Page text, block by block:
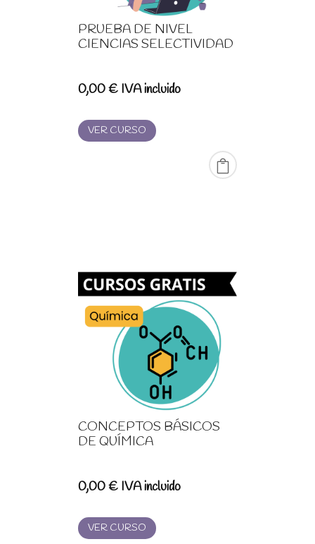
PRUEBA DE NIVEL
CIENCIAS SELECTIVIDAD
0,00€ IVA incluido
VER CURSO
CONCEPTOS BÁSICOS
DE QUÍMICA
0,00€ IVA incluido
VER CURSO